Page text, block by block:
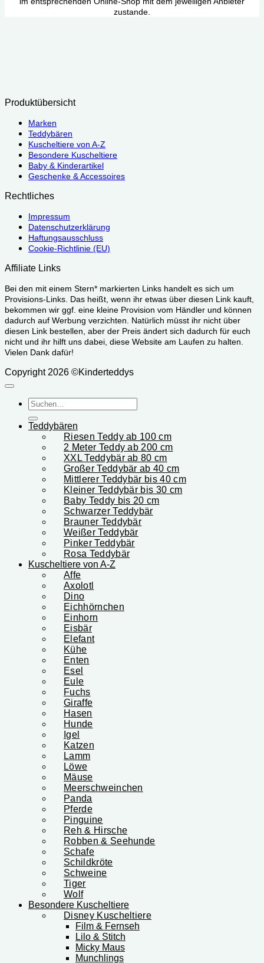
zustande.
Produktübersicht
Marken
Teddybären
Kuscheltiere von A-Z
Besondere Kuscheltiere
Baby & Kinderartikel
Geschenke & Accessoires
Rechtliches
Impressum
Datenschutzerklärung
Haftungsausschluss
Cookie-Richtlinie (EU)
Affiliate Links
Bei den mit einem Stern* markierten Links handelt es sich um
Provisions-Links. Das heißt, wenn ihr etwas über diesen Link kauft,
bekommen wir ggf. eine kleine Provision vom Händler und können
dadurch auf Werbung verzichten. Natürlich müsst ihr nicht über
diesen Link bestellen, aber der Preis ändert sich dadurch für euch
nicht und ihr hilft uns dabei, diese Website am Laufen zu halten.
Vielen Dank dafür!
Copyright 2026 ©Kinderteddys
Suchen
nach:
Teddybären
Riesen Teddy ab 100 cm
2 Meter Teddy ab 200 cm
XXL Teddybär ab 80 cm
Großer Teddybär ab 40 cm
Mittlerer Teddybär bis 40 cm
Kleiner Teddybär bis 30 cm
Baby Teddy bis 20 cm
Schwarzer Teddybär
Brauner Teddybär
Weißer Teddybär
Pinker Teddybär
Rosa Teddybär
Kuscheltiere von A-Z
Affe
Axolotl
Dino
Eichhörnchen
Einhorn
Eisbär
Elefant
Kühe
Enten
Esel
Eule
Fuchs
Giraffe
Hasen
Hunde
Igel
Katzen
Lamm
Löwe
Mäuse
Meerschweinchen
Panda
Pferde
Pinguine
Reh & Hirsche
Robben & Seehunde
Schafe
Schildkröte
Schweine
Tiger
Wolf
Besondere Kuscheltiere
Disney Kuscheltiere
Film & Fernseh
Lilo & Stitch
Micky Maus
Munchlings